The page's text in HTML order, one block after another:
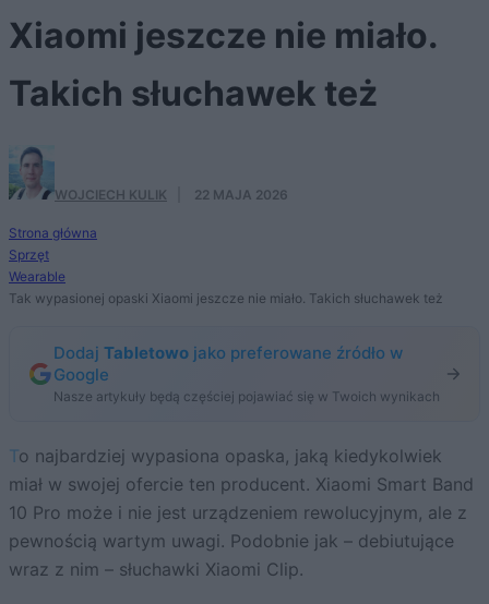
Xiaomi jeszcze nie miało.
Takich słuchawek też
WOJCIECH KULIK 22 MAJA 2026
Strona główna
Sprzęt
Wearable
Tak wypasionej opaski Xiaomi jeszcze nie miało. Takich słuchawek też
Dodaj Tabletowo jako preferowane źródło w
Google
Nasze artykuły będą częściej pojawiać się w Twoich wynikach
To najbardziej wypasiona opaska, jaką kiedykolwiek
miał w swojej ofercie ten producent. Xiaomi Smart Band
10 Pro może i nie jest urządzeniem rewolucyjnym, ale z
pewnością wartym uwagi. Podobnie jak – debiutujące
wraz z nim – słuchawki Xiaomi Clip.